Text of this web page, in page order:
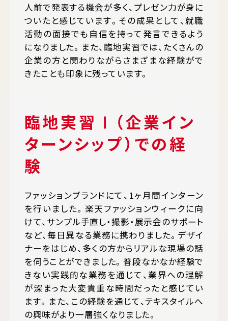
人前で発表する機会が多く、プレゼン力が身に
ついたと感じています。その成果として、就職
活動の面接でも自信を持って発言できるよう
になりました。また、臨地実習では、たくさんの
企業の方と関わりながらさまざまな経験がで
きたことも印象に残っています。
臨地実習Ⅰ（企業イン
ターンシップ）での経
験
ファッションブランドにて、1ヶ月間インターン
を行いました。楽天ファッションウィークに向
けて、サンプル手直し・撮影・展示会のサポート
など、毎日異なる業務に携わりました。デザイ
ナーをはじめ、多くの方からリアルな現場の話
を伺うことができました。普段なかなか経験で
きない実践的な業務を通じて、業界への理解
が深まった大変貴重な時間だったと感じてい
ます。また、この経験を通じて、テキスタイルへ
の興味がより一層強くなりました。